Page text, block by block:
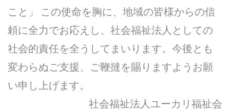
こと」 この使命を胸に、地域の皆様からの信
頼に全力でお応えし、社会福祉法人としての
社会的責任を全うしてまいります。今後とも
変わらぬご支援、ご鞭撻を賜りますようお願
い申し上げます。
社会福祉法人ユーカリ福祉会